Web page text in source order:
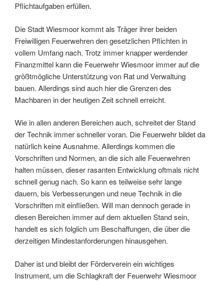
Pflichtaufgaben erfüllen.
Die Stadt Wiesmoor kommt als Träger ihrer beiden
Freiwilligen Feuerwehren den gesetzlichen Pflichten in
vollem Umfang nach. Trotz immer knapper werdender
Finanzmittel kann die Feuerwehr Wiesmoor immer auf die
größtmögliche Unterstützung von Rat und Verwaltung
bauen. Allerdings sind auch hier die Grenzen des
Machbaren in der heutigen Zeit schnell erreicht.
Wie in allen anderen Bereichen auch, schreitet der Stand
der Technik immer schneller voran. Die Feuerwehr bildet da
natürlich keine Ausnahme. Allerdings kommen die
Vorschriften und Normen, an die sich alle Feuerwehren
halten müssen, dieser rasanten Entwicklung oftmals nicht
schnell genug nach. So kann es teilweise sehr lange
dauern, bis Verbesserungen und neue Technik in die
Vorschriften mit einfließen. Will man dennoch gerade in
diesen Bereichen immer auf dem aktuellen Stand sein,
handelt es sich folglich um Beschaffungen, die über die
derzeitigen Mindestanforderungen hinausgehen.
Daher ist und bleibt der Förderverein ein wichtiges
Instrument, um die Schlagkraft der Feuerwehr Wiesmoor